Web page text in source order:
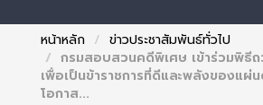
หน้าหลัก
ข่าวประชาสัมพันธ์ทั่วไป
กรมสอบสวนคดีพิเศษ เข้าร่วมพิ
เพื่อเป็นข้าราชการที่ดีและพลังของแผ่
โอกาส...